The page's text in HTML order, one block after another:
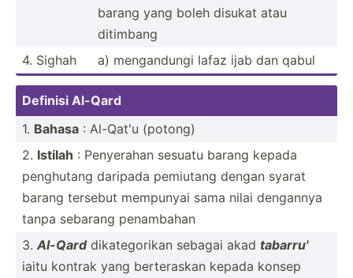
barang yang boleh disukat atau
ditimbang
4. Sighah
a) mengan­dungi lafaz ijab dan qabul
Definisi Al-Qard
1. Bahasa : Al-Qat'u (potong)
2. Istilah : Penyerahan sesuatu barang kepada
penghutang daripada pemiutang dengan syarat
barang tersebut mempunyai sama nilai dengannya
tanpa sebarang penambahan
3. Al-Qarddikate­gorikan sebagai akad tabarru'
iaitu kontrak yang berter­askan kepada konsep